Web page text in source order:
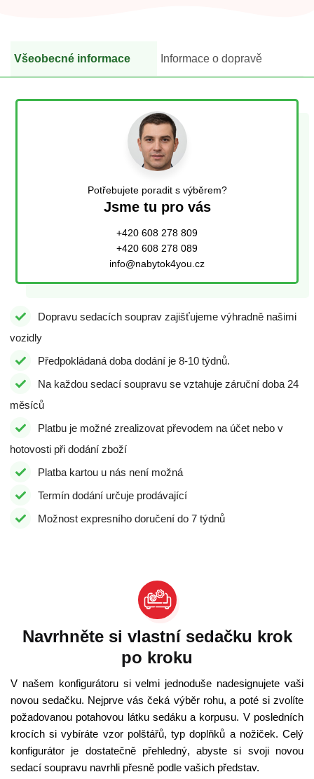
Všeobecné informace Informace o dopravě
Potřebujete poradit s výběrem?
Jsme tu pro vás
+420 608 278 809
+420 608 278 089
info@nabytok4you.cz
Dopravu sedacích souprav zajišťujeme výhradně našimi
vozidly
Předpokládaná doba dodání je 8-10 týdnů.
Na každou sedací soupravu se vztahuje záruční doba 24
měsíců
Platbu je možné zrealizovat převodem na účet nebo v
hotovosti při dodání zboží
Platba kartou u nás není možná
Termín dodání určuje prodávající
Možnost expresního doručení do 7 týdnů
Navrhněte si vlastní sedačku krok
po kroku
V našem konfigurátoru si velmi jednoduše nadesignujete vaši
novou sedačku. Nejprve vás čeká výběr rohu, a poté si zvolíte
požadovanou potahovou látku sedáku a korpusu. V posledních
krocích si vybíráte vzor polštářů, typ doplňků a nožiček. Celý
konfigurátor je dostatečně přehledný, abyste si svoji novou
sedací soupravu navrhli přesně podle vašich představ.